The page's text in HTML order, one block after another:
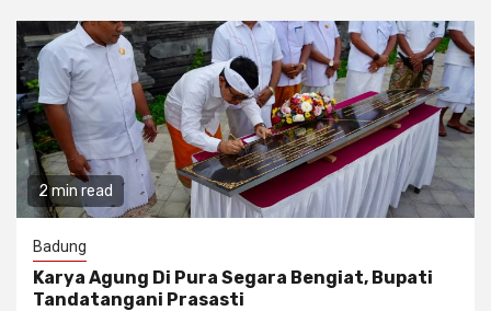
2 min read
Badung
Karya Agung Di Pura Segara Bengiat, Bupati
Tandatangani Prasasti